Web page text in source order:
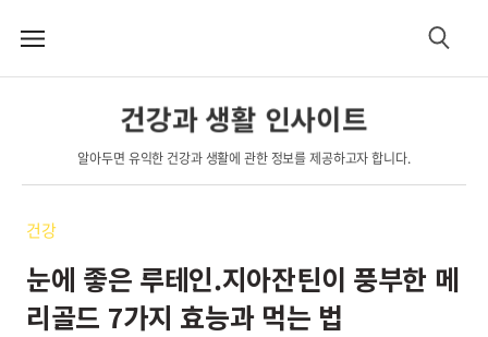
메
검
건강과 생활 인사이트
알아두면 유익한 건강과 생활에 관한 정보를 제공하고자 합니다.
건강
눈에 좋은 루테인.지아잔틴이 풍부한 메
리골드 7가지 효능과 먹는 법